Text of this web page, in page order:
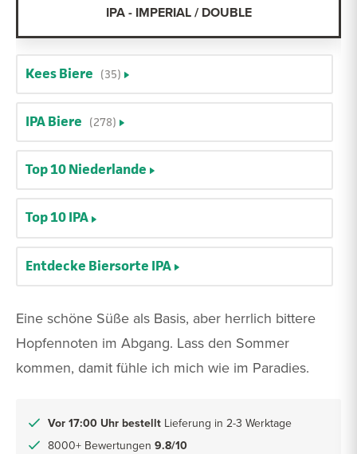
Eine schöne Süße als Basis, aber herrlich bittere
Hopfennoten im Abgang. Lass den Sommer
kommen, damit fühle ich mich wie im Paradies.
Vor 17:00 Uhr bestellt Lieferung in 2-3 Werktage
8000+ Bewertungen 9.8/10
IPA - IMPERIAL / DOUBLE
Kees Biere (35)
IPA Biere (278)
Top 10 Niederlande
Top 10 IPA
Entdecke Biersorte IPA